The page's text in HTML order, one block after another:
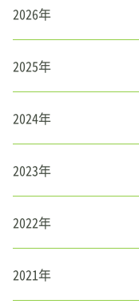
2026年
2025年
2024年
2023年
2022年
2021年